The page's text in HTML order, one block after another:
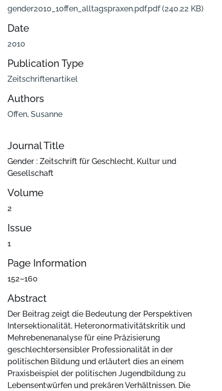
gender2010_1offen_alltagspraxen.pdf.pdf(240.22 KB)
Date
2010
Publication Type
Zeitschriftenartikel
Authors
Offen, Susanne
Journal Title
Gender : Zeitschrift für Geschlecht, Kultur und
Gesellschaft
Volume
2
Issue
1
Page Information
152–160
Abstract
Der Beitrag zeigt die Bedeutung der Perspektiven
Intersektionalität, Heteronormativitätskritik und
Mehrebenenanalyse für eine Präzisierung
geschlechtersensibler Professionalität in der
politischen Bildung und erläutert dies an einem
Praxisbeispiel der politischen Jugendbildung zu
Lebensentwürfen und prekären Verhältnissen. Die